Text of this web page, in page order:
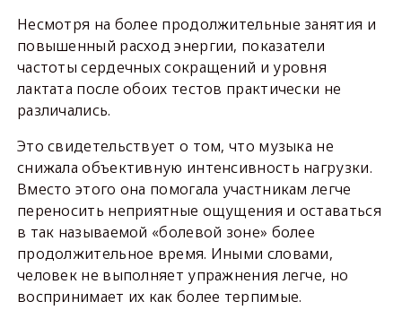
Несмотря на более продолжительные занятия и
повышенный расход энергии, показатели
частоты сердечных сокращений и уровня
лактата после обоих тестов практически не
различались.
Это свидетельствует о том, что музыка не
снижала объективную интенсивность нагрузки.
Вместо этого она помогала участникам легче
переносить неприятные ощущения и оставаться
в так называемой «болевой зоне» более
продолжительное время. Иными словами,
человек не выполняет упражнения легче, но
воспринимает их как более терпимые.